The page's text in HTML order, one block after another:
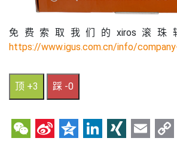
免费索取我们的xiros滚珠
https://www.igus.com.cn/info/
顶 +3 踩 -0
WeChat
SinaQzoneLinkedIn
XING